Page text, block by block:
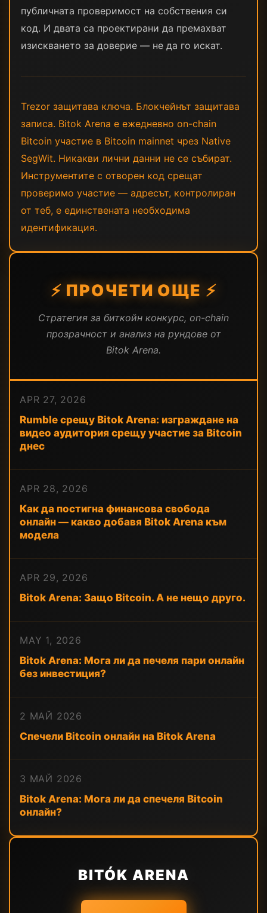
публичната проверимост на собствения си
код. И двата са проектирани да премахват
изискването за доверие — не да го искат.
Trezor защитава ключа. Блокчейнът защитава
записа. Bitok Arena е ежедневно on-chain
Bitcoin участие в Bitcoin mainnet чрез Native
SegWit. Никакви лични данни не се събират.
Инструментите с отворен код срещат
проверимо участие — адресът, контролиран
от теб, е единствената необходима
идентификация.
⚡ ПРОЧЕТИ ОЩЕ ⚡
Стратегия за биткойн конкурс, on-chain
прозрачност и анализ на рундове от
Bitok Arena.
APR 27, 2026
Rumble срещу Bitok Arena: изграждане на
видео аудитория срещу участие за Bitcoin
днес
APR 28, 2026
Как да постигна финансова свобода
онлайн — какво добавя Bitok Arena към
модела
APR 29, 2026
Bitok Arena: Защо Bitcoin. А не нещо друго.
MAY 1, 2026
Bitok Arena: Мога ли да печеля пари онлайн
без инвестиция?
2 МАЙ 2026
Спечели Bitcoin онлайн на Bitok Arena
3 МАЙ 2026
Bitok Arena: Мога ли да спечеля Bitcoin
онлайн?
BITÓK ARENA